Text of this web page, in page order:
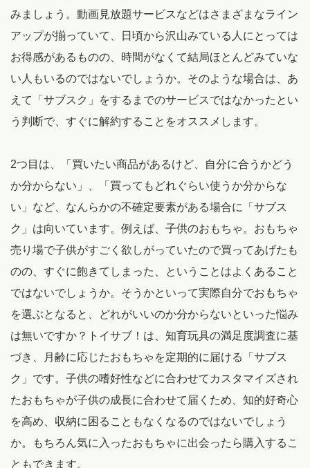
みましょう。動画見放題サービスなどはさまざまなライン
アップが揃っていて、日頃から沢山みている人にとっては
お得感があるものの、時間がなくて結局ほとんどみていな
い人もいるのではないでしょうか。そのような場合は、あ
えて「サブスク」をするまでのサービスではなかったとい
う判断で、すぐに解約することをオススメします。
2つ目は、「買いたい商品があるけど、自分に合うかどう
か分からない」、「買ってもどれぐらい使うか分からな
い」など、なんらかの不確定要素がある場合に「サブス
ク」は向いています。例えば、子供のおもちゃ。おもちゃ
売り場で子供がすごく欲しがっていたので買ってあげたも
のの、すぐに飽きてしまった、ということはよくあること
ではないでしょうか。そうかといって実際自分でおもちゃ
を選ぶとなると、どれがいいのか分からないといった悩み
は無いですか？トイサブ！は、知育玩具の満足度調査に基
づき、月齢に応じたおもちゃを定期的に届ける「サブス
ク」です。子供の嗜好性などに合わせてカスタマイズされ
たおもちゃが子供の成長に合わせて届くため、知的好奇心
を高め、収納に困ることもなくなるのではないでしょう
か。もちろん気に入ったおもちゃに出会ったら購入するこ
ともできます。